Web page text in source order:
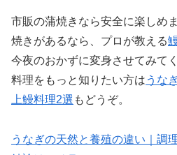
市販の蒲焼きなら安全に楽しめ
焼きがあるなら、プロが教える
今夜のおかずに変身させてみて
料理をもっと知りたい方は うな
上鰻料理2選 もどうぞ。
うなぎの天然と養殖の違い｜調